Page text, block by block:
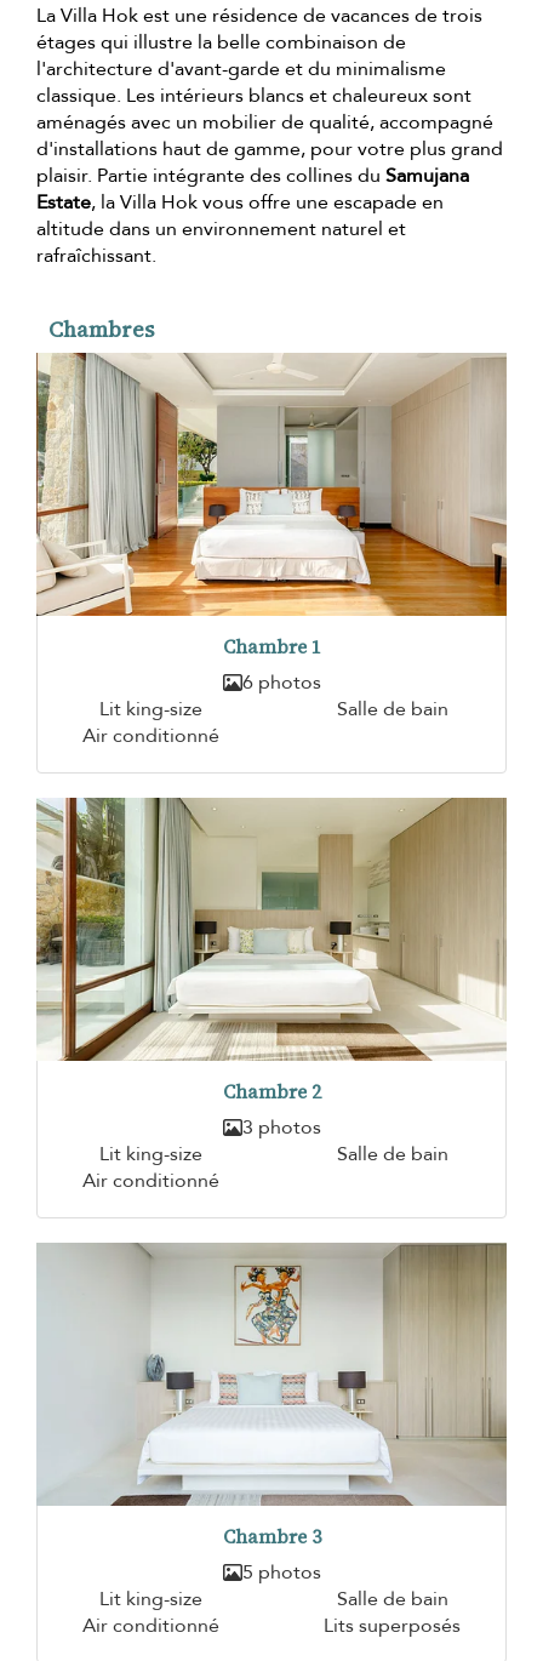
La Villa Hok est une résidence de vacances de trois
étages qui illustre la belle combinaison de
l'architecture d'avant-garde et du minimalisme
classique. Les intérieurs blancs et chaleureux sont
aménagés avec un mobilier de qualité, accompagné
d'installations haut de gamme, pour votre plus grand
plaisir. Partie intégrante des collines du Samujana
Estate, la Villa Hok vous offre une escapade en
altitude dans un environnement naturel et
rafraîchissant.
Chambres
Chambre 1
6 photos
Lit king-size
Salle de bain
Air conditionné
Chambre 2
3 photos
Lit king-size
Salle de bain
Air conditionné
Chambre 3
5 photos
Lit king-size
Salle de bain
Air conditionné
Lits superposés